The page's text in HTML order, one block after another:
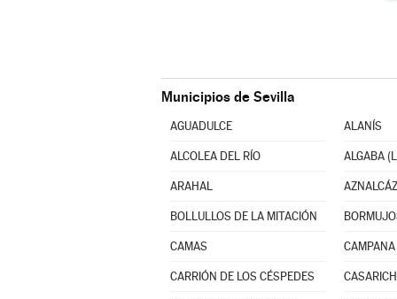
Municipios de Sevilla
AGUADULCE ALANÍS
ALCOLEA DEL RÍO ALGABA
ARAHAL
BOLLULLOS DE LA MITACIÓN
CAMAS
CARRIÓN DE LOS CÉSPEDES